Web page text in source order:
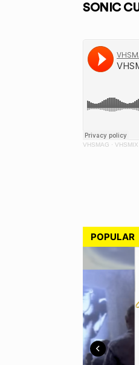
SONIC
VHSMAG ·
POPULAR